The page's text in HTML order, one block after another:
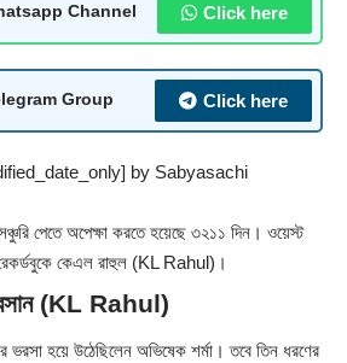
Channel Click here
Group Click here
by Sabyasachi
পেতে অপেক্ষা করতে হয়েছে ৩২১১ দিন। ওয়েস্ট
রেকর্ডবুকে কেএল রাহুল (KL Rahul)।
(KL Rahul)
ভরসা হয়ে উঠেছিলেন অভিষেক শর্মা। তবে তিন ধরণের